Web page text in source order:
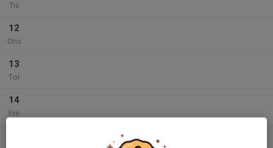
Tis
12
Ons
13
Tor
14
Fre